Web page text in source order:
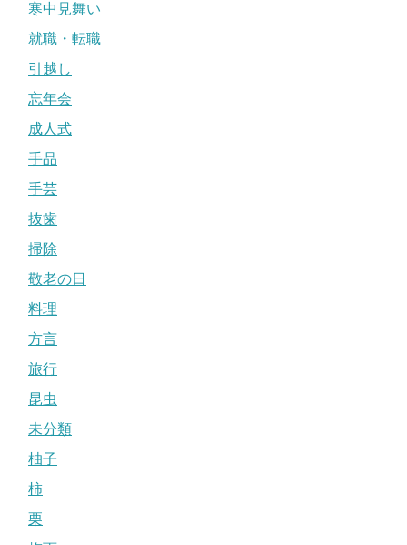
寒中見舞い
就職・転職
引越し
忘年会
成人式
手品
手芸
抜歯
掃除
敬老の日
料理
方言
旅行
昆虫
未分類
柚子
柿
栗